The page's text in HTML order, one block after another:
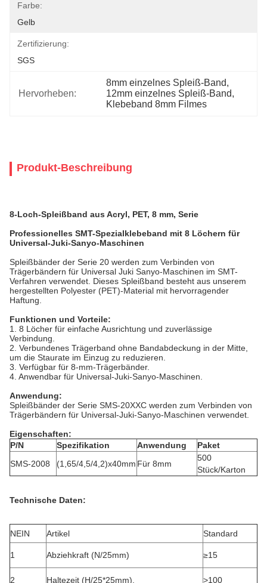
Farbe:
Gelb
Zertifizierung:
SGS
Hervorheben:
8mm einzelnes Spleiß-Band,
12mm einzelnes Spleiß-Band,
Klebeband 8mm Filmes
Produkt-Beschreibung
8-Loch-Spleißband aus Acryl, PET, 8 mm, Serie
Professionelles SMT-Spezialklebeband mit 8 Löchern für
Universal-Juki-Sanyo-Maschinen
Spleißbänder der Serie 20 werden zum Verbinden von
Trägerbändern für Universal Juki Sanyo-Maschinen im SMT-
Verfahren verwendet. Dieses Spleißband besteht aus unserem
hergestellten Polyester (PET)-Material mit hervorragender
Haftung.
Funktionen und Vorteile:
1. 8 Löcher für einfache Ausrichtung und zuverlässige
Verbindung.
2. Verbundenes Trägerband ohne Bandabdeckung in der Mitte,
um die Staurate im Einzug zu reduzieren.
3. Verfügbar für 8-mm-Trägerbänder.
4. Anwendbar für Universal-Juki-Sanyo-Maschinen.
Anwendung:
Spleißbänder der Serie SMS‐20XXC werden zum Verbinden von
Trägerbändern für Universal-Juki-Sanyo-Maschinen verwendet.
Eigenschaften:
P/N
Spezifikation Anwendung
Paket
SMS-2008
(1,65/4,5/4,2)x40mm Für 8mm
500
Stück/Karton
Technische Daten:
NEIN Artikel Standard
1 Abziehkraft (N/25mm) ≥15
2 Haltezeit (H/25*25mm). >100